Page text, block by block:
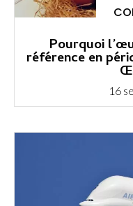
Pourquoi
référence en
16